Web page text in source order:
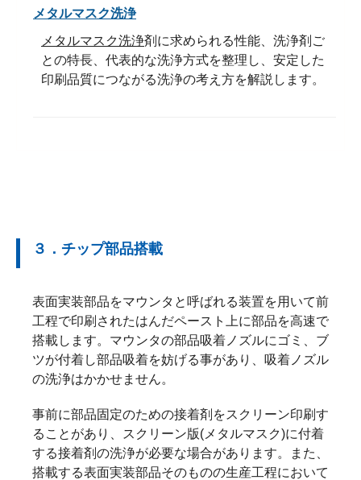
メタルマスク洗浄
メタルマスク洗浄剤に求められる性能、洗浄剤ご
との特長、代表的な洗浄方式を整理し、安定した
印刷品質につながる洗浄の考え方を解説します。
３．チップ部品搭載
表面実装部品をマウンタと呼ばれる装置を用いて前
工程で印刷されたはんだペースト上に部品を高速で
搭載します。マウンタの部品吸着ノズルにゴミ、ブ
ツが付着し部品吸着を妨げる事があり、吸着ノズル
の洗浄はかかせません。
事前に部品固定のための接着剤をスクリーン印刷す
ることがあり、スクリーン版(メタルマスク)に付着
する接着剤の洗浄が必要な場合があります。また、
搭載する表面実装部品そのものの生産工程において